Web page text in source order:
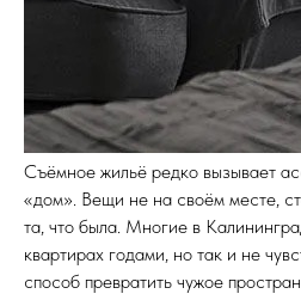
Съёмное жильё редко вызывает
«дом». Вещи не на своём месте,
та, что была. Многие в
квартирах годами, но так и не
способ превратить чужое